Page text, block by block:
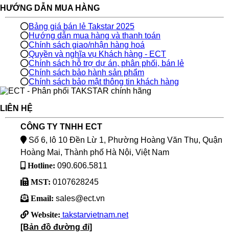
HƯỚNG DẪN MUA HÀNG
Bảng giá bán lẻ Takstar 2025
Hướng dẫn mua hàng và thanh toán
Chính sách giao/nhận hàng hoá
Quyền và nghĩa vụ Khách hàng - ECT
Chính sách hỗ trợ dự án, phân phối, bán lẻ
Chính sách bảo hành sản phẩm
Chính sách bảo mật thông tin khách hàng
LIÊN HỆ
CÔNG TY TNHH ECT
Số 6, lô 10 Đền Lừ 1, Phường Hoàng Văn Thụ, Quận
Hoàng Mai, Thành phố Hà Nội, Việt Nam
Hotline: 090.606.5811
MST: 0107628245
Email: sales@ect.vn
Website: takstarvietnam.net
[Bản đồ đường đi]